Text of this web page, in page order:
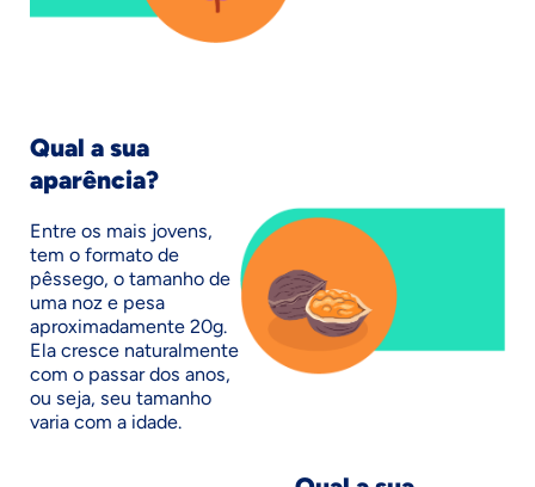
Qual a sua
aparência?
Entre os mais jovens,
tem o formato de
pêssego, o tamanho de
uma noz e pesa
aproximadamente 20g.
Ela cresce naturalmente
com o passar dos anos,
ou seja, seu tamanho
varia com a idade.